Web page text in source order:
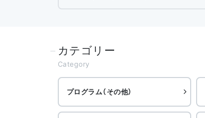
カテゴリー
Category
プログラム（その他）